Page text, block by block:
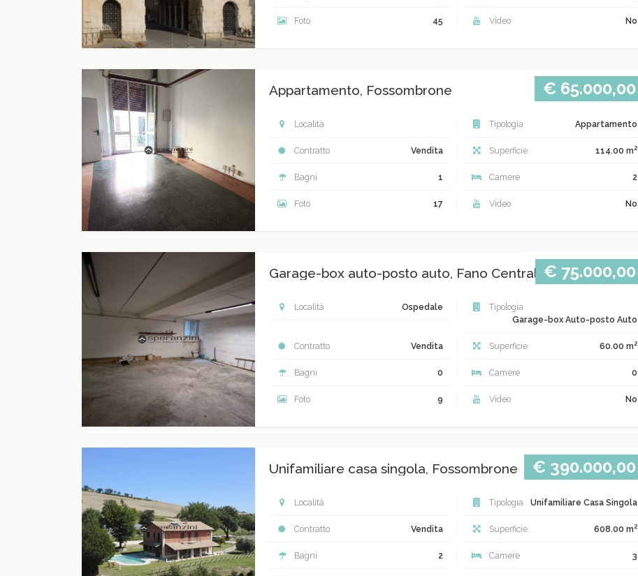
Foto 45 Video No
Appartamento, Fossombrone € 65.000,00
Località Tipologia Appartamento
Contratto Vendita Superficie 114.00 m2
Bagni 1 Camere 2
Foto 17 Video No
Garage-box auto-posto auto, Fano Centrale€ 75.000,00
Località Ospedale
Tipologia
Garage-box Auto-posto Auto
Contratto Vendita Superficie 60.00 m2
Bagni 0 Camere 0
Foto 9 Video No
Unifamiliare casa singola, Fossombrone € 390.000,00
Località Tipologia Unifamiliare Casa Singola
Contratto Vendita Superficie 608.00 m2
Bagni 2 Camere 3